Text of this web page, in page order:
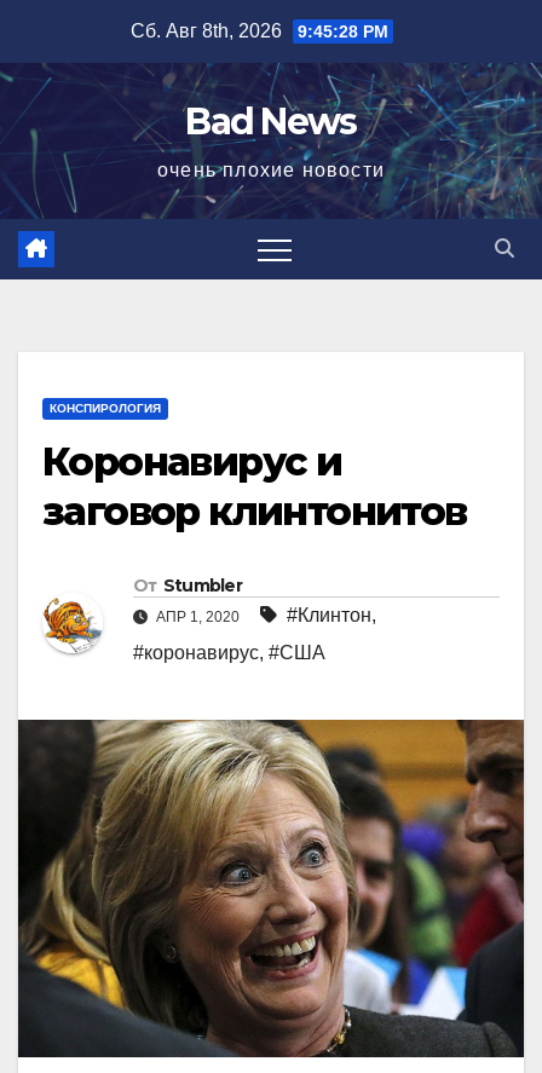
содержимому
Сб. Авг 8th, 2026 9:45:28 PM
Bad News
очень плохие новости
КОНСПИРОЛОГИЯ
Коронавирус и
заговор клинтонитов
От Stumbler
АПР 1, 2020 #Клинтон,
#коронавирус, #США